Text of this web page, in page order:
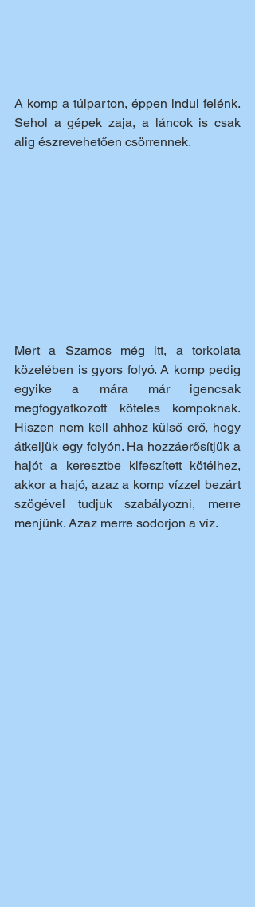
A komp a túlparton, éppen indul felénk.
Sehol a gépek zaja, a láncok is csak
alig észrevehetően csörrennek.
Mert a Szamos még itt, a torkolata
közelében is gyors folyó. A komp pedig
egyike a mára már igencsak
megfogyatkozott köteles kompoknak.
Hiszen nem kell ahhoz külső erő, hogy
átkeljük egy folyón. Ha hozzáerősítjük a
hajót a keresztbe kifeszített kötélhez,
akkor a hajó, azaz a komp vízzel bezárt
szögével tudjuk szabályozni, merre
menjünk. Azaz merre sodorjon a víz.